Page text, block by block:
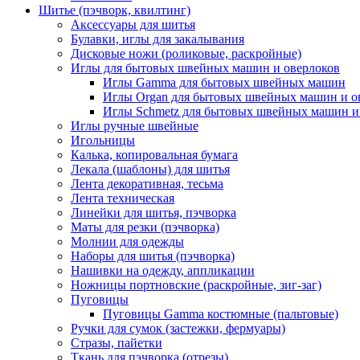
Шитье (пэчворк, квилтинг)
Аксессуары для шитья
Булавки, иглы для закалывания
Дисковые ножи (роликовые, раскройные)
Иглы для бытовых швейных машин и оверлоков
Иглы Gamma для бытовых швейных машин
Иглы Organ для бытовых швейных машин и
Иглы Schmetz для бытовых швейных машин и
Иглы ручные швейные
Игольницы
Калька, копировальная бумага
Лекала (шаблоны) для шитья
Лента декоративная, тесьма
Лента техническая
Линейки для шитья, пэчворка
Маты для резки (пэчворка)
Молнии для одежды
Наборы для шитья (пэчворка)
Нашивки на одежду, аппликации
Ножницы портновские (раскройные, зиг-заг)
Пуговицы
Пуговицы Gamma костюмные (пальтовые)
Ручки для сумок (застежки, фермуары)
Стразы, пайетки
Ткань для пэчворка (отрезы)